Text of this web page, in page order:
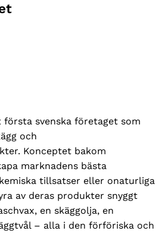
första svenska företaget som
och
Konceptet bakom
marknadens bästa
tillsatser eller onaturliga
av deras produkter snyggt
en skäggolja, en
– alla i den förföriska och